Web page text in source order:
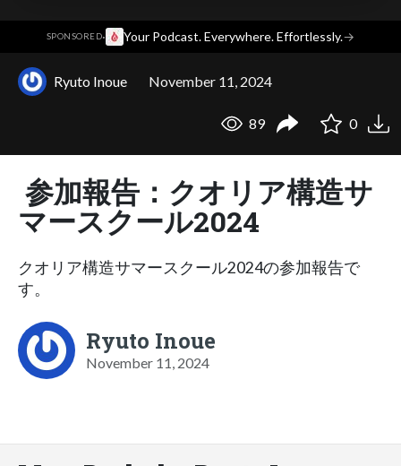
SPONSORED· Your Podcast. Everywhere. Effortlessly.→
Ryuto Inoue November 11, 2024
89 0
参加報告：クオリア構造サ
マースクール2024
クオリア構造サマースクール2024の参加報告で
す。
Ryuto Inoue
November 11, 2024